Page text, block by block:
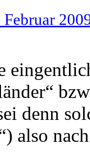
Februar
denn
also